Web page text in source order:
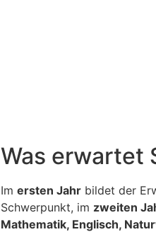
Was erwartet
Im ersten Jahr bildet der
Schwerpunkt, im zweiten
Mathematik, Englisch,